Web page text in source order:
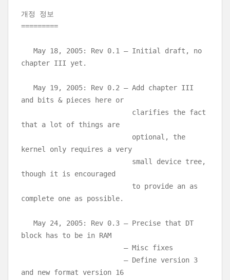
개정 정보
=========
May 18, 2005: Rev 0.1 – Initial draft, no
chapter III yet.
May 19, 2005: Rev 0.2 – Add chapter III
and bits & pieces here or
clarifies the fact
that a lot of things are
optional, the
kernel only requires a very
small device tree,
though it is encouraged
to provide an as
complete one as possible.
May 24, 2005: Rev 0.3 – Precise that DT
block has to be in RAM
– Misc fixes
– Define version 3
and new format version 16